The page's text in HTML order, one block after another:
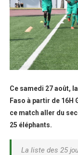
Ce samedi 27 août,
Faso à partir de 16H
ce match aller du
25 éléphants.
La liste des 25